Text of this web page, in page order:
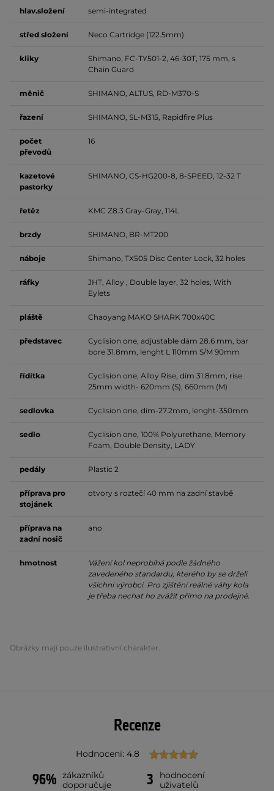
hlav.složení semi-integrated
střed.složení Neco Cartridge (122.5mm)
kliky
Shimano, FC-TY501-2, 46-30T, 175 mm, s
Chain Guard
měnič SHIMANO, ALTUS, RD-M370-S
řazení SHIMANO, SL-M315, Rapidfire Plus
počet
převodů
16
kazetové
pastorky
SHIMANO, CS-HG200-8, 8-SPEED, 12-32 T
řetěz KMC Z8.3 Gray-Gray, 114L
brzdy SHIMANO, BR-MT200
náboje Shimano, TX505 Disc Center Lock, 32 holes
ráfky
JHT, Alloy , Double layer, 32 holes, With
Eylets
pláště Chaoyang MAKO SHARK 700x40C
představec
Cyclision one, adjustable dám 28.6 mm, bar
bore 31.8mm, lenght L 110mm S/M 90mm
řídítka
Cyclision one, Alloy Rise, dím 31.8mm, rise
25mm width- 620mm (S), 660mm (M)
sedlovka Cyclision one, dím-27.2mm, lenght-350mm
sedlo
Cyclision one, 100% Polyurethane, Memory
Foam, Double Density, LADY
pedály Plastic 2
příprava pro
stojánek
otvory s roztečí 40 mm na zadní stavbě
příprava na
zadní nosič
ano
hmotnost
Vážení kol neprobíhá podle žádného
zavedeného standardu, kterého by se drželi
všichni výrobci. Pro zjištění reálné váhy kola
je třeba nechat ho zvážit přímo na prodejně.
Obrázky mají pouze ilustrativní charakter.
Recenze
Hodnocení: 4.8
96% zákazníků
doporučuje
3
hodnocení
uživatelů